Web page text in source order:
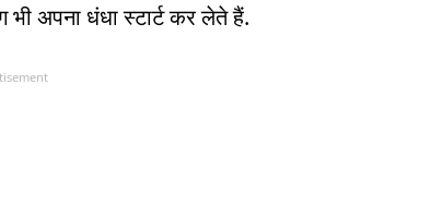
अपना धंधा स्टार्ट कर लेते हैं.